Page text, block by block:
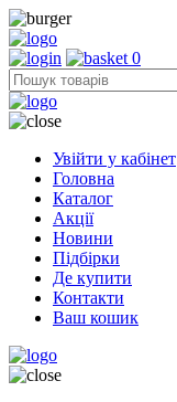
0
Увійти у кабінет
Головна
Каталог
Акції
Новини
Підбірки
Де купити
Контакти
Ваш кошик